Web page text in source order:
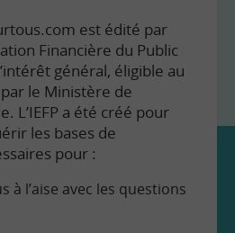
est édité par
Financière du Public
général, éligible au
le Ministère de
L’IEFP a été créé pour
les bases de
pour :
à l’aise avec les questions